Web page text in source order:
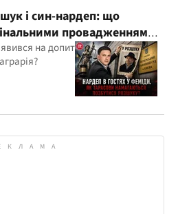
і син-нардеп: що
провадженнями
на допит